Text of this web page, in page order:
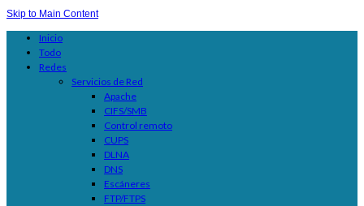
Skip to Main Content
Inicio
Todo
Redes
Servicios de Red
Apache
CIFS/SMB
Control remoto
CUPS
DLNA
DNS
Escáneres
FTP/FTPS